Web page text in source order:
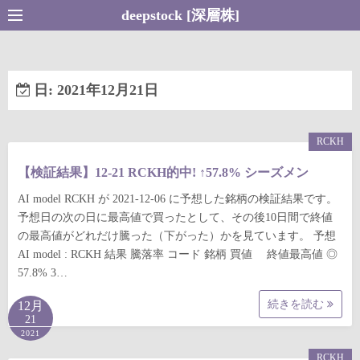
コ
ン
ン
へ
deepstock [深層株]
日: 2021年12月21日
【検証結果】12-21 RCKH的中! ↑57.8% シーズメン
AI model RCKH が 2021-12-06 に予想した銘柄の検証結果です。
予想日の次の日に最高値で買ったとして、その後10日間で終値
の最高値がどれだけ騰った（下がった）かを見ています。 予想
AI model : RCKH 結果 騰落率 コード 銘柄 買値 終値最高値 ◎
57.8% 3…
続きを読む
RCKH
12月
21
2021
RCKH